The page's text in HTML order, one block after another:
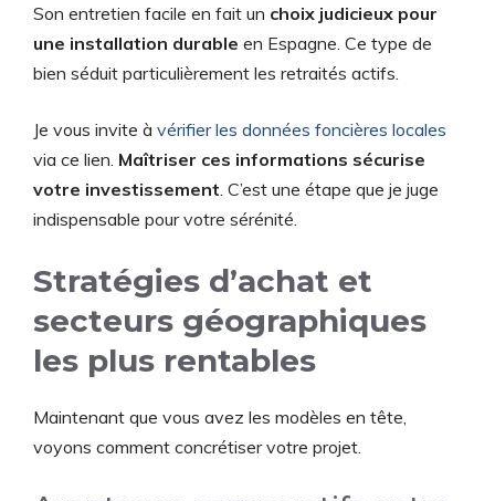
Son entretien facile en fait un choix judicieux pour
une installation durable en Espagne. Ce type de
bien séduit particulièrement les retraités actifs.
Je vous invite à vérifier les données foncières locales
via ce lien. Maîtriser ces informations sécurise
votre investissement. C’est une étape que je juge
indispensable pour votre sérénité.
Stratégies d’achat et
secteurs géographiques
les plus rentables
Maintenant que vous avez les modèles en tête,
voyons comment concrétiser votre projet.